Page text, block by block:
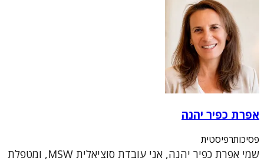
אפרת כפיר יהנה
פסיכותרפיסטית
שמי אפרת כפיר יהנה, אני עובדת סוציאלית MSW, ומטפלת